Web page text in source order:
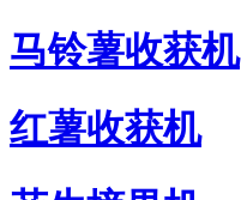
马铃薯收获机
红薯收获机